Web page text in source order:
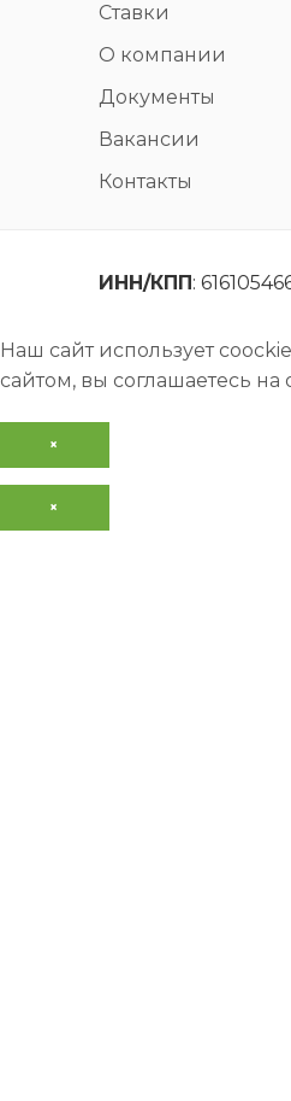
Ставки
О компании
Документы
Вакансии
Контакты
ИНН/КПП :
Наш сайт использует
сайтом, вы соглашаетесь на
×
×